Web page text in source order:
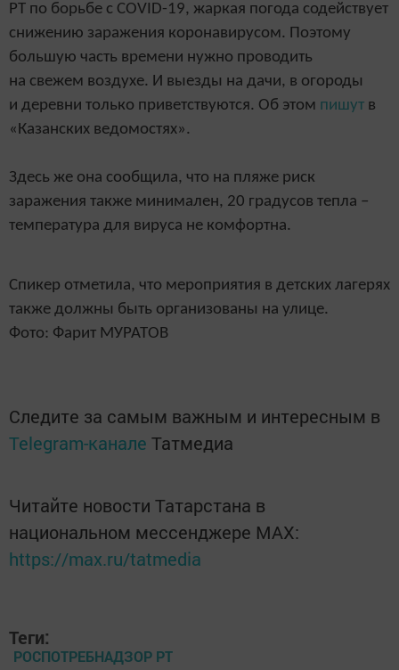
РТ по борьбе с COVID-19, жаркая погода содействует
снижению заражения коронавирусом. Поэтому
большую часть времени нужно проводить
на свежем воздухе. И выезды на дачи, в огороды
и деревни только приветствуются. Об этом пишут в
«Казанских ведомостях».
Здесь же она сообщила, что на пляже риск
заражения также минимален, 20 градусов тепла –
температура для вируса не комфортна.
Спикер отметила, что мероприятия в детских лагерях
также должны быть организованы на улице.
Фото: Фарит МУРАТОВ
Следите за самым важным и интересным в
Telegram-канале Татмедиа
Читайте новости Татарстана в
национальном мессенджере MАХ:
https://max.ru/tatmedia
Теги:
РОСПОТРЕБНАДЗОР РТ